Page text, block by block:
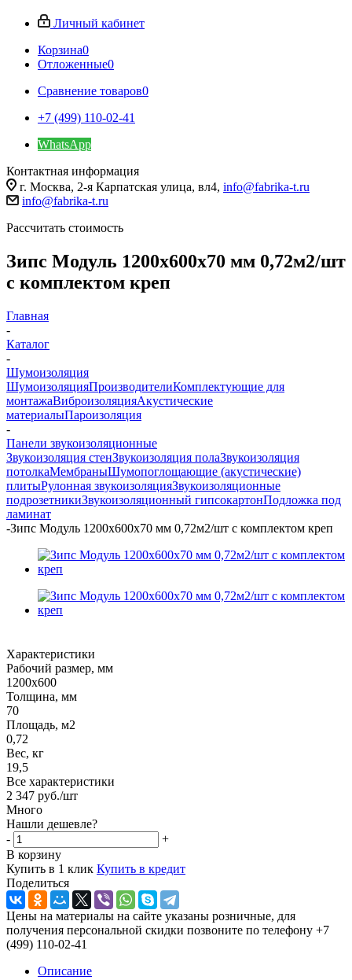
Личный кабинет
Корзина0
Отложенные0
Сравнение товаров0
+7 (499) 110-02-41
WhatsApp
Контактная информация
г. Москва, 2-я Карпатская улица, вл4, info@fabrika-t.ru
info@fabrika-t.ru
Рассчитать стоимость
Зипс Модуль 1200х600х70 мм 0,72м2/шт
с комплектом креп
Главная
-
Каталог
-
Шумоизоляция
ШумоизоляцияПроизводителиКомплектующие для
монтажаВиброизоляцияАкустические
материалыПароизоляция
-
Панели звукоизоляционные
Звукоизоляция стенЗвукоизоляция полаЗвукоизоляция
потолкаМембраныШумопоглощающие (акустические)
плитыРулонная звукоизоляцияЗвукоизоляционные
подрозетникиЗвукоизоляционный гипсокартонПодложка под
ламинат
-Зипс Модуль 1200х600х70 мм 0,72м2/шт с комплектом креп
Характеристики
Рабочий размер, мм
1200х600
Толщина, мм
70
Площадь, м2
0,72
Вес, кг
19,5
Все характеристики
2 347 руб./шт
Много
Нашли дешевле?
-
+
В корзину
Купить в 1 клик Купить в кредит
Поделиться
Цены на материалы на сайте указаны розничные, для
получения персональной скидки позвоните по телефону +7
(499) 110-02-41
Описание